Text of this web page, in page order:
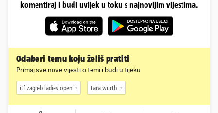
komentiraj i budi uvijek u toku s najnovijim vijestima.
Odaberi temu koju želiš pratiti
Primaj sve nove vijesti o temi i budi u tijeku
itf zagreb ladies open tara wurth